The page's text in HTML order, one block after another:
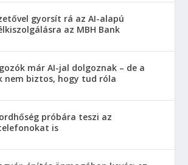
gyorsít rá az AI-alapú
az MBH Bank
már AI-jal dolgoznak – de a
nem biztos, hogy tud róla
próbára teszi az
is